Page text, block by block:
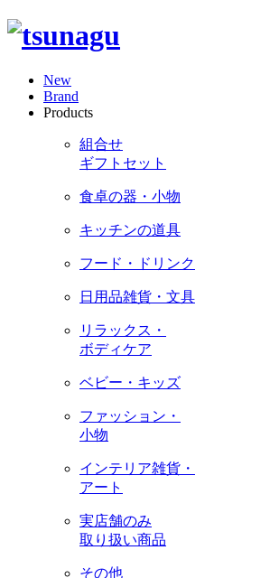
New
Brand
Products
組合せ
ギフトセット
食卓の器・小物
キッチンの道具
フード・ドリンク
日用品雑貨・文具
リラックス・
ボディケア
ベビー・キッズ
ファッション・
小物
インテリア雑貨・
アート
実店舗のみ
取り扱い商品
その他